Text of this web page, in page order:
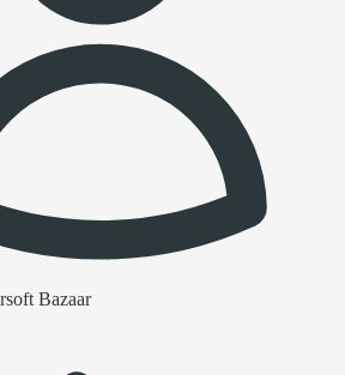
Bazaar